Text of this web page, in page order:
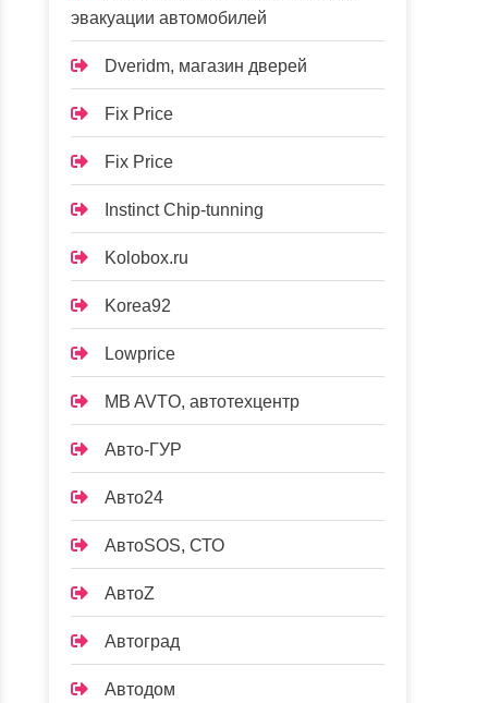
эвакуации автомобилей
Dveridm, магазин дверей
Fix Price
Fix Price
Instinct Chip-tunning
Kolobox.ru
Korea92
Lowprice
MB AVTO, автотехцентр
Авто-ГУР
Авто24
АвтоSOS, СТО
АвтоZ
Автоград
Автодом